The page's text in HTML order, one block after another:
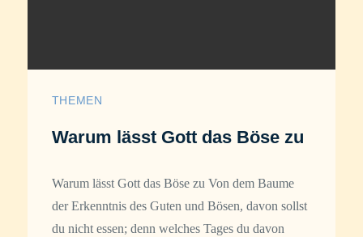
THEMEN
Warum lässt Gott das Böse zu
Warum lässt Gott das Böse zu Von dem Baume
der Erkenntnis des Guten und Bösen, davon sollst
du nicht essen; denn welches Tages du davon